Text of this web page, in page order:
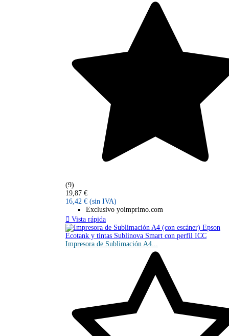
(9)
19,87 €
16,42 € (sin IVA)
Exclusivo yoimprimo.com
 Vista rápida
Impresora de Sublimación A4...